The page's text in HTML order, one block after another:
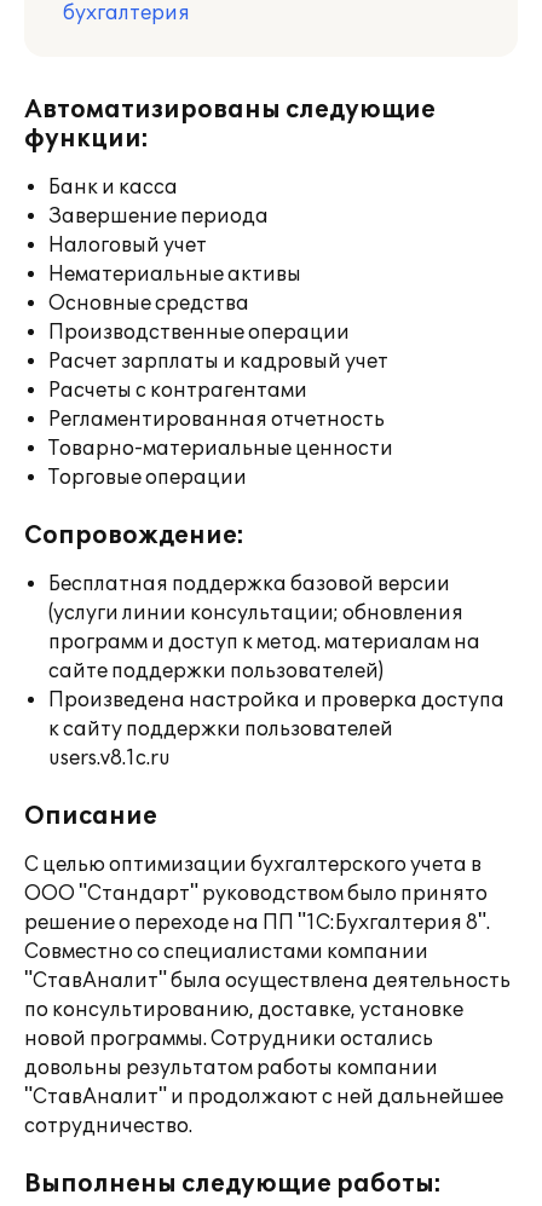
бухгалтерия
Автоматизированы следующие
функции:
Банк и касса
Завершение периода
Налоговый учет
Нематериальные активы
Основные средства
Производственные операции
Расчет зарплаты и кадровый учет
Расчеты с контрагентами
Регламентированная отчетность
Товарно-материальные ценности
Торговые операции
Сопровождение:
Бесплатная поддержка базовой версии
(услуги линии консультации; обновления
программ и доступ к метод. материалам на
сайте поддержки пользователей)
Произведена настройка и проверка доступа
к сайту поддержки пользователей
users.v8.1c.ru
Описание
С целью оптимизации бухгалтерского учета в
ООО "Стандарт" руководством было принято
решение о переходе на ПП "1С:Бухгалтерия 8".
Совместно со специалистами компании
"СтавАналит" была осуществлена деятельность
по консультированию, доставке, установке
новой программы. Сотрудники остались
довольны результатом работы компании
"СтавАналит" и продолжают с ней дальнейшее
сотрудничество.
Выполнены следующие работы: